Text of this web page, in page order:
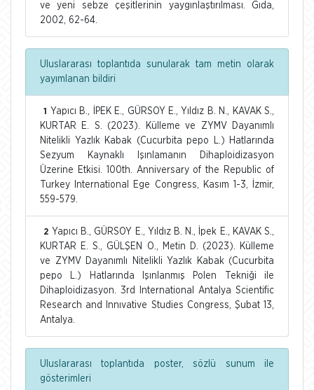
ve yeni sebze çeşitlerinin yaygınlaştırılması. Gıda,
2002, 62-64.
Uluslararası toplantıda sunularak tam metin olarak
yayımlanan bildiri
1
Yapıcı B., İPEK E., GÜRSOY E., Yıldız B. N., KAVAK S.,
KURTAR E. S. (2023). Külleme ve ZYMV Dayanımlı
Nitelikli Yazlık Kabak (Cucurbita pepo L.) Hatlarında
Sezyum Kaynaklı Işınlamanın Dihaploidizasyon
Üzerine Etkisi. 100th. Anniversary of the Republic of
Turkey International Ege Congress, Kasım 1-3, İzmir,
559-579.
2 Yapıcı B., GÜRSOY E., Yıldız B. N., İpek E., KAVAK S.,
KURTAR E. S., GÜLŞEN O., Metin D. (2023). Külleme
ve ZYMV Dayanımlı Nitelikli Yazlık Kabak (Cucurbita
pepo L.) Hatlarında Işınlanmış Polen Tekniği ile
Dihaploidizasyon. 3rd International Antalya Scientific
Research and Innıvative Studies Congress, Şubat 13,
Antalya.
Uluslararası toplantıda poster, sözlü sunum ile
gösterimleri